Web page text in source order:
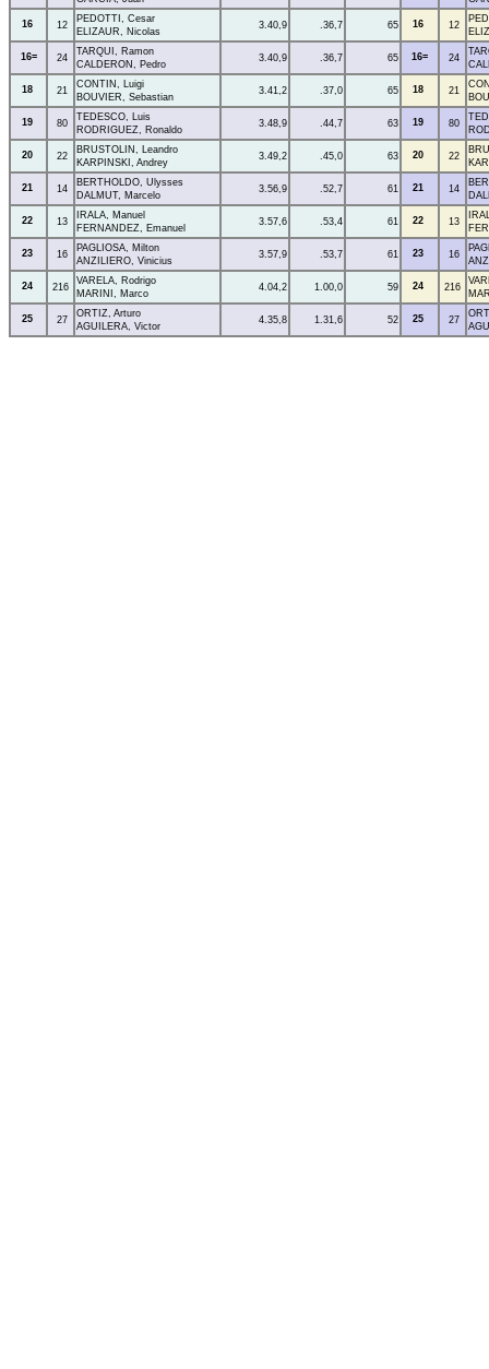
16 12
PEDOTTI, Cesar
ELIZAUR, Nicolas
3.40,9 .36,7 65 16 12
16= 24
TARQUI, Ramon
CALDERON, Pedro
3.40,9 .36,7 65 16= 24
18 21
CONTIN, Luigi
BOUVIER, Sebastian
3.41,2 .37,0 65 18 21
19 80
TEDESCO, Luis
RODRIGUEZ, Ronaldo
3.48,9 .44,7 63 19 80
20 22
BRUSTOLIN, Leandro
KARPINSKI, Andrey
3.49,2 .45,0 63 20 22
21 14
BERTHOLDO, Ulysses
DALMUT, Marcelo
3.56,9 .52,7 61 21 14
22 13
IRALA, Manuel
FERNANDEZ, Emanuel
3.57,6 .53,4 61 22 13
23 16
PAGLIOSA, Milton
ANZILIERO, Vinicius
3.57,9 .53,7 61 23 16
24 216
VARELA, Rodrigo
MARINI, Marco
4.04,2 1.00,0 59 24 216
25 27
ORTIZ, Arturo
AGUILERA, Victor
4.35,8 1.31,6 52 25 27